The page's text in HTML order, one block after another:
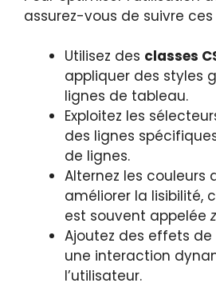
assurez-vous de suivre ces
Utilisez des classes
appliquer des styles
lignes de tableau.
Exploitez les
des lignes
de lignes.
Alternez les couleurs
améliorer la lisibilité,
est souvent appelée
Ajoutez des effets
une interaction
l’utilisateur.